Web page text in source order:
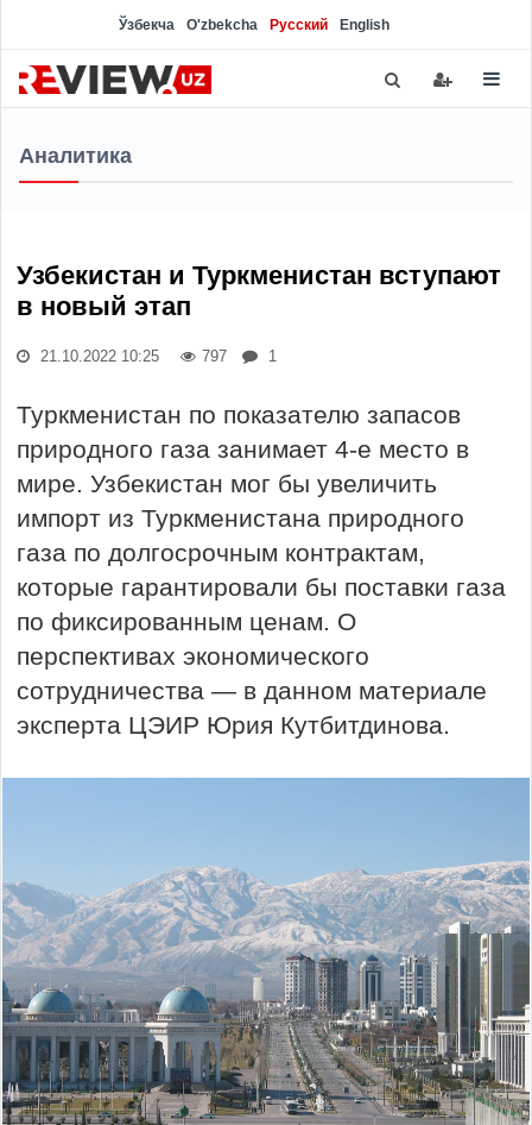
Ўзбекча O'zbekcha Русский English
Аналитика
Узбекистан и Туркменистан вступают
в новый этап
21.10.2022 10:25 797 1
Туркменистан по показателю запасов
природного газа занимает 4-е место в
мире. Узбекистан мог бы увеличить
импорт из Туркменистана природного
газа по долгосрочным контрактам,
которые гарантировали бы поставки газа
по фиксированным ценам. О
перспективах экономического
сотрудничества — в данном материале
эксперта ЦЭИР Юрия Кутбитдинова.